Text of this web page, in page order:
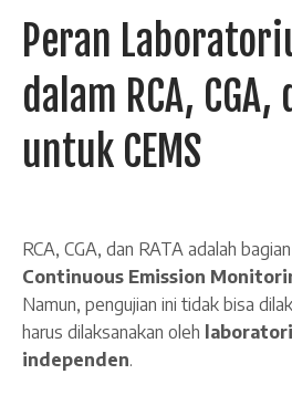
Peran
dalam RCA, CGA,
untuk CEMS
RCA, CGA, dan RATA adalah
Continuous Emission
Namun, pengujian ini tidak bisa
harus dilaksanakan oleh
independen.